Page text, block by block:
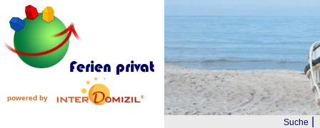
powered by
Suche